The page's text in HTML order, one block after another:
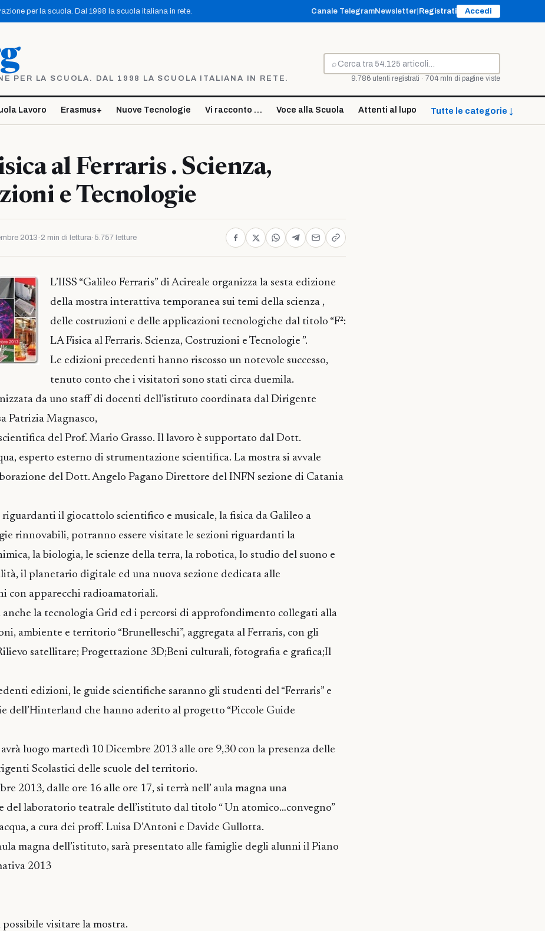
per la scuola. Dal 1998 la scuola italiana in rete. Canale TelegramNewsletter Registrati Accedi
PER LA SCUOLA. DAL 1998 LA SCUOLA ITALIANA IN RETE.
⌕
Cerca
9.786 utenti registrati · 704 mln di pagine viste
Lavoro Erasmus+ Nuove Tecnologie Vi racconto … Voce alla Scuola Attenti al lupo Tutte le categorie ↓
al Ferraris . Scienza,
e Tecnologie
2013 · 2 min di lettura· 5.757 letture
L’IISS “Galileo Ferraris” di Acireale organizza la sesta edizione
della mostra interattiva temporanea sui temi della scienza ,
delle costruzioni e delle applicazioni tecnologiche dal titolo “F²:
LA Fisica al Ferraris. Scienza, Costruzioni e Tecnologie ”.
Le edizioni precedenti hanno riscosso un notevole successo,
tenuto conto che i visitatori sono stati circa duemila.
da uno staff di docenti dell’istituto coordinata dal Dirigente
Patrizia Magnasco,
del Prof. Mario Grasso. Il lavoro è supportato dal Dott.
esperto esterno di strumentazione scientifica. La mostra si avvale
del Dott. Angelo Pagano Direttore del INFN sezione di Catania
il giocattolo scientifico e musicale, la fisica da Galileo a
rinnovabili, potranno essere visitate le sezioni riguardanti la
la biologia, le scienze della terra, la robotica, lo studio del suono e
il planetario digitale ed una nuova sezione dedicata alle
con apparecchi radioamatoriali.
anche la tecnologia Grid ed i percorsi di approfondimento collegati alla
ambiente e territorio “Brunelleschi”, aggregata al Ferraris, con gli
satellitare; Progettazione 3D;Beni culturali, fotografia e grafica;Il
edizioni, le guide scientifiche saranno gli studenti del “Ferraris” e
dell’Hinterland che hanno aderito al progetto “Piccole Guide
luogo martedì 10 Dicembre 2013 alle ore 9,30 con la presenza delle
Scolastici delle scuole del territorio.
2013, dalle ore 16 alle ore 17, si terrà nell’ aula magna una
del laboratorio teatrale dell’istituto dal titolo “ Un atomico…convegno”
a cura dei proff. Luisa D’Antoni e Davide Gullotta.
magna dell’istituto, sarà presentato alle famiglie degli alunni il Piano
2013
visitare la mostra.